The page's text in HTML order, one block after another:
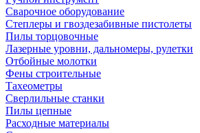
Сварочное оборудование
Степлеры и гвоздезабивные пистолеты
Пилы торцовочные
Лазерные уровни, дальномеры, рулетки
Отбойные молотки
Фены строительные
Тахеометры
Сверлильные станки
Пилы цепные
Расходные материалы